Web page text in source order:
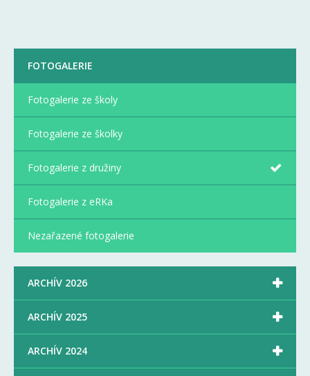
FOTOGALERIE
Fotogalerie ze školy
Fotogalerie ze školky
Fotogalerie z družiny
Fotogalerie z eRKa
Nezařazené fotogalerie
ARCHÍV 2026 
ARCHÍV 2025 
ARCHÍV 2024 